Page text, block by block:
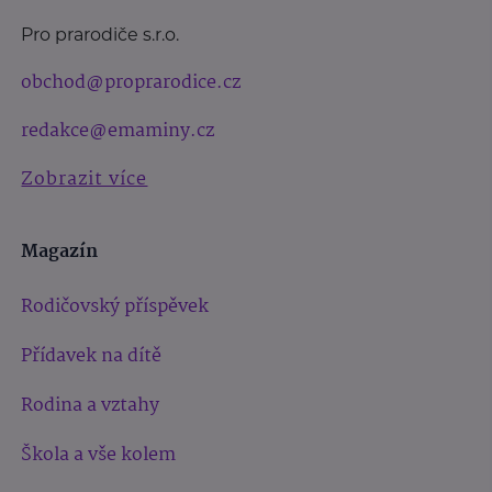
Pro prarodiče s.r.o.
obchod@proprarodice.cz
redakce@emaminy.cz
Zobrazit více
Magazín
Rodičovský příspěvek
Přídavek na dítě
Rodina a vztahy
Škola a vše kolem